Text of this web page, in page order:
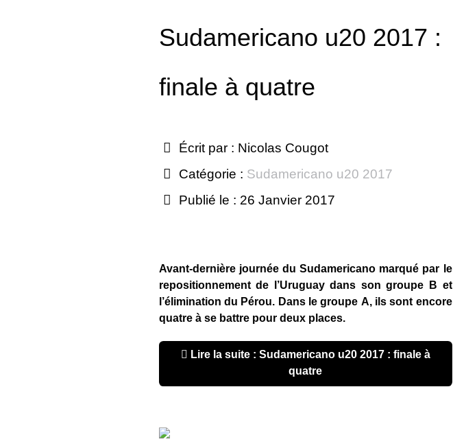
Sudamericano u20 2017 :
finale à quatre
Écrit par : Nicolas Cougot
Catégorie : Sudamericano u20 2017
Publié le : 26 Janvier 2017
Avant-dernière journée du Sudamericano marqué par le
repositionnement de l’Uruguay dans son groupe B et
l’élimination du Pérou. Dans le groupe A, ils sont encore
quatre à se battre pour deux places.
quatre